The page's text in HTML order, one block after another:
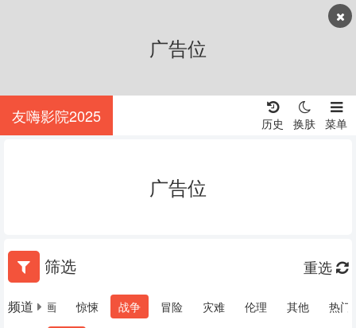
广告位
友嗨影院2025 菜单
换肤
历史
广告位
筛选 重选
频道
罪 动画 惊悚 战争 冒险 灾难 伦理 其他 热门